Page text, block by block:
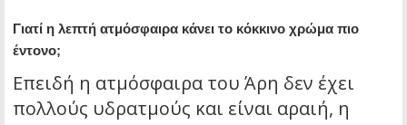
Γιατί η λεπτή ατμόσφαιρα κάνει το κόκκινο χρώμα πιο
έντονο;
Επειδή η ατμόσφαιρα του Άρη δεν έχει
πολλούς υδρατμούς και είναι αραιή, η